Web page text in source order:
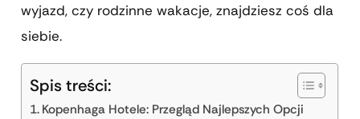
wyjazd, czy rodzinne wakacje, znajdziesz coś dla
siebie.
Spis treści:
Kopenhaga Hotele: Przegląd Najlepszych Opcji